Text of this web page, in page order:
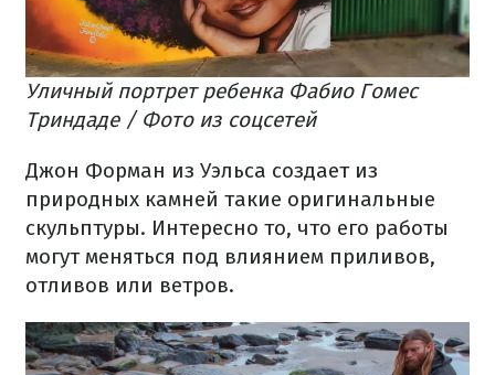
Уличный портрет ребенка Фабио Гомес
Триндаде / Фото из соцсетей
Джон Форман из Уэльса создает из
природных камней такие оригинальные
скульптуры. Интересно то, что его работы
могут меняться под влиянием приливов,
отливов или ветров.